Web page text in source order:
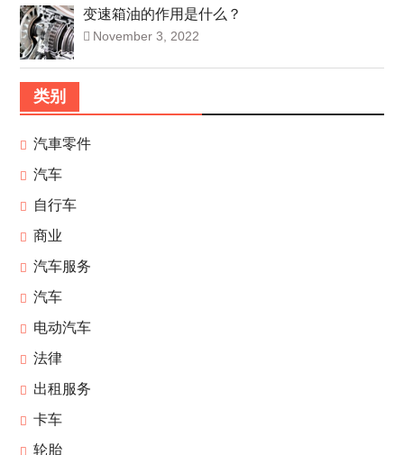
变速箱油的作用是什么？
November 3, 2022
类别
汽車零件
汽车
自行车
商业
汽车服务
汽车
电动汽车
法律
出租服务
卡车
轮胎